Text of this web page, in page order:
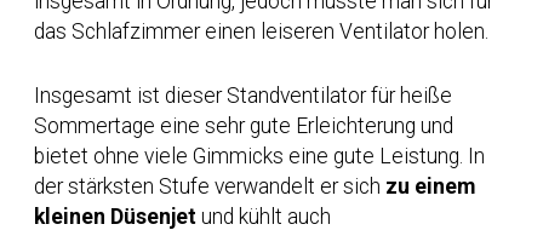
das Schlafzimmer einen leiseren Ventilator holen.
Insgesamt ist dieser Standventilator für heiße
Sommertage eine sehr gute Erleichterung und
bietet ohne viele Gimmicks eine gute Leistung. In
der stärksten Stufe verwandelt er sich zu einem
kleinen Düsenjetund kühlt auch